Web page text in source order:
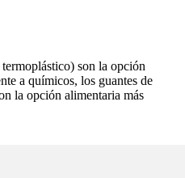
son la opción
a químicos, los guantes de
la opción alimentaria más